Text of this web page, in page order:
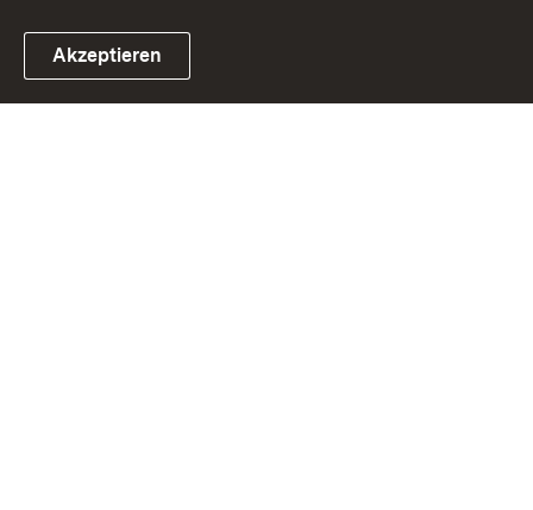
Link zum Landesportal
Akzeptieren